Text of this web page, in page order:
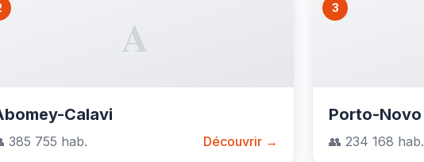
A
Calavi
385 755 hab. Découvrir →
3
Porto-Novo
👥 234 168 hab.